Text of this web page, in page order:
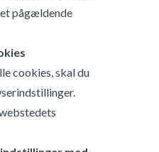
pågældende
cookies, skal du